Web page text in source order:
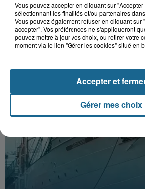
NOS AUTRES
Vous pouvez accepter en cliquant sur "Accepter
sélectionnant les finalités et/ou partenaires
Vous pouvez également refuser en cliquant sur
accepter". Vos préférences ne s'appliqueront
pouvez mettre à jour vos choix, ou retirer votre
moment via le lien "Gérer les cookies" situé en
Gérer mes choix
Accepter et